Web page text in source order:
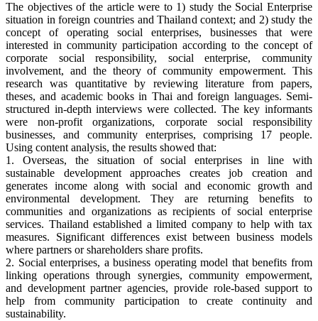
The objectives of the article were to 1) study the Social Enterprise
situation in foreign countries and Thailand context; and 2) study the
concept of operating social enterprises, businesses that were
interested in community participation according to the concept of
corporate social responsibility, social enterprise, community
involvement, and the theory of community empowerment. This
research was quantitative by reviewing literature from papers,
theses, and academic books in Thai and foreign languages. Semi-
structured in-depth interviews were collected. The key informants
were non-profit organizations, corporate social responsibility
businesses, and community enterprises, comprising 17 people.
Using content analysis, the results showed that:
1. Overseas, the situation of social enterprises in line with
sustainable development approaches creates job creation and
generates income along with social and economic growth and
environmental development. They are returning benefits to
communities and organizations as recipients of social enterprise
services. Thailand established a limited company to help with tax
measures. Significant differences exist between business models
where partners or shareholders share profits.
2. Social enterprises, a business operating model that benefits from
linking operations through synergies, community empowerment,
and development partner agencies, provide role-based support to
help from community participation to create continuity and
sustainability.